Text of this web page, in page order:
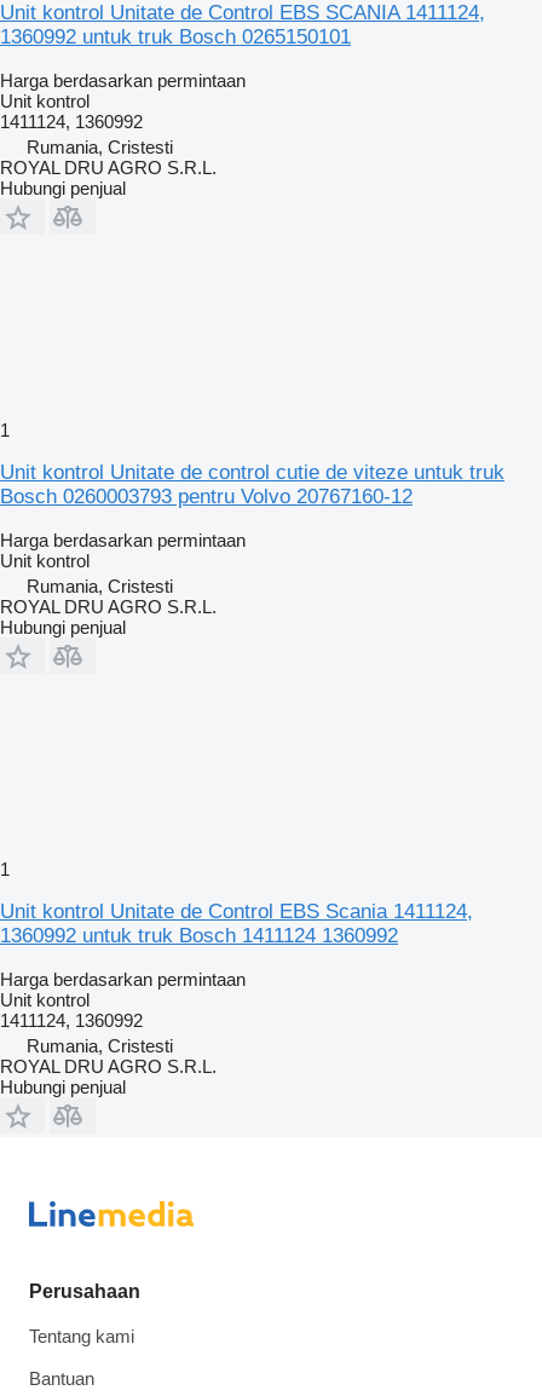
Unit kontrol Unitate de Control EBS SCANIA 1411124,
1360992 untuk truk Bosch 0265150101
Harga berdasarkan permintaan
Unit kontrol
1411124, 1360992
Rumania, Cristesti
ROYAL DRU AGRO S.R.L.
Hubungi penjual
1
Unit kontrol Unitate de control cutie de viteze untuk truk
Bosch 0260003793 pentru Volvo 20767160-12
Harga berdasarkan permintaan
Unit kontrol
Rumania, Cristesti
ROYAL DRU AGRO S.R.L.
Hubungi penjual
1
Unit kontrol Unitate de Control EBS Scania 1411124,
1360992 untuk truk Bosch 1411124 1360992
Harga berdasarkan permintaan
Unit kontrol
1411124, 1360992
Rumania, Cristesti
ROYAL DRU AGRO S.R.L.
Hubungi penjual
Perusahaan
Tentang kami
Bantuan